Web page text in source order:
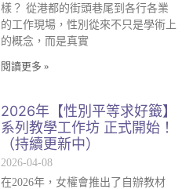
樣？ 從港都的街頭巷尾到各行各業
的工作現場，性別從來不只是學術上
的概念，而是真實
閱讀更多 »
2026年【性別平等求好籤】
系列教學工作坊 正式開始！
（持續更新中）
2026-04-08
在2026年，女權會推出了自辦教材